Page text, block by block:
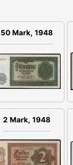
50 Mark, 1948
2 Mark, 1948